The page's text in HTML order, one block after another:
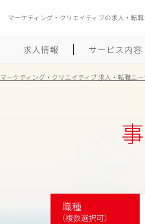
マーケティング・クリエイティブの求人・転
求人情報 サービス内容
マーケティング・クリエイティブ 求人・転職エ
職種
（複数選択可）